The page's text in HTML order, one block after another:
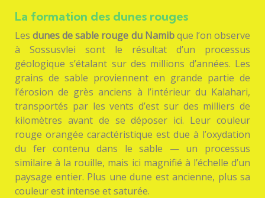
La formation des dunes rouges
Lesdunes de sable rouge du Namibque l’on observe
à Sossusvlei sont le résultat d’un processus
géologique s’étalant sur des millions d’années. Les
grains de sable proviennent en grande partie de
l’érosion de grès anciens à l’intérieur du Kalahari,
transportés par les vents d’est sur des milliers de
kilomètres avant de se déposer ici. Leur couleur
rouge orangée caractéristique est due à l’oxydation
du fer contenu dans le sable — un processus
similaire à la rouille, mais ici magnifié à l’échelle d’un
paysage entier. Plus une dune est ancienne, plus sa
couleur est intense et saturée.